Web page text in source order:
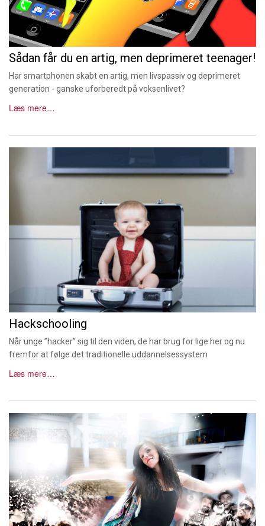
Sådan får du en artig, men deprimeret teenager!
Har smartphonen skabt en artig, men livspassiv og deprimeret
generation - ganske uforberedt på voksenlivet?
Læs mere…
Hackschooling
Når unge ”hacker” sig til den viden, de har brug for lige her og nu
fremfor at følge det traditionelle uddannelsessystem
Læs mere…